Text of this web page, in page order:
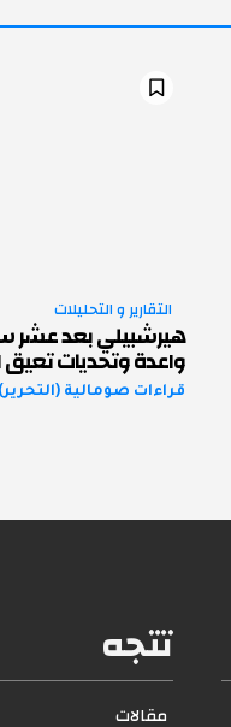
التقارير و التحليلات
هيرشبيلي بعد عشر
واعدة وتحديات تعيق
قراءات صومالية (التحرير)
تتجه
مقالات